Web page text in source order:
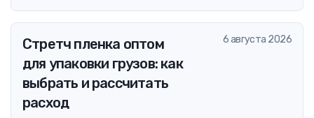
Стретч пленка оптом
для упаковки грузов: как
выбрать и рассчитать
расход
6 августа 2026